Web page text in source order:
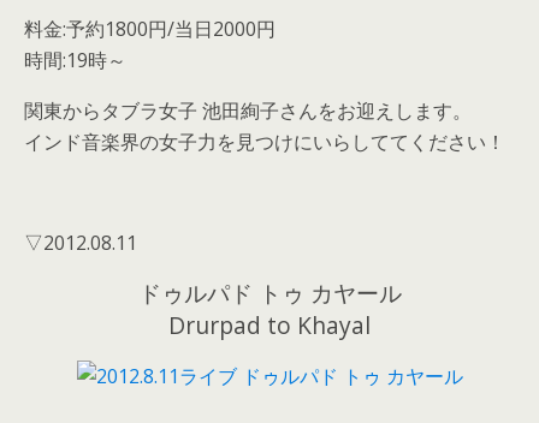
料金:予約1800円/当日2000円
時間:19時～
関東からタブラ女子 池田絢子さんをお迎えします。
インド音楽界の女子力を見つけにいらしててください！
▽2012.08.11
ドゥルパド トゥ カヤール
Drurpad to Khayal